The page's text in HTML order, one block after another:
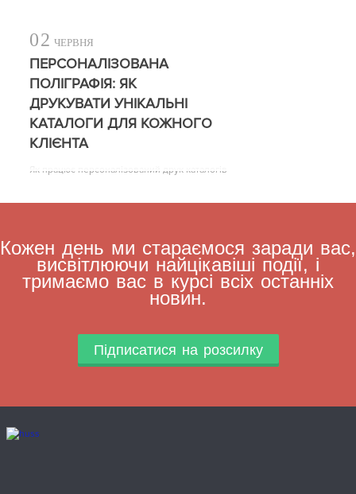
02 ЧЕРВНЯ
ПЕРСОНАЛІЗОВАНА
ПОЛІГРАФІЯ: ЯК
ДРУКУВАТИ УНІКАЛЬНІ
КАТАЛОГИ ДЛЯ КОЖНОГО
КЛІЄНТА
Як працює персоналізований друк каталогів
Кожен день ми стараємося заради вас,
висвітлюючи найцікавіші події, і
тримаємо вас в курсі всіх останніх
новин.
Підписатися на розсилку